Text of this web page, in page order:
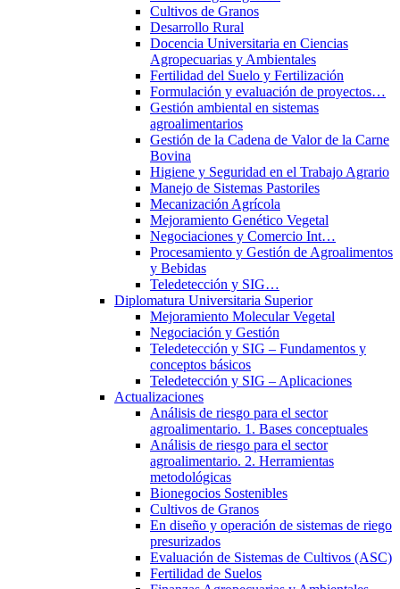
Cultivos de Granos
Desarrollo Rural
Docencia Universitaria en Ciencias
Agropecuarias y Ambientales
Fertilidad del Suelo y Fertilización
Formulación y evaluación de proyectos…
Gestión ambiental en sistemas
agroalimentarios
Gestión de la Cadena de Valor de la Carne
Bovina
Higiene y Seguridad en el Trabajo Agrario
Manejo de Sistemas Pastoriles
Mecanización Agrícola
Mejoramiento Genético Vegetal
Negociaciones y Comercio Int…
Procesamiento y Gestión de Agroalimentos
y Bebidas
Teledetección y SIG…
Diplomatura Universitaria Superior
Mejoramiento Molecular Vegetal
Negociación y Gestión
Teledetección y SIG – Fundamentos y
conceptos básicos
Teledetección y SIG – Aplicaciones
Actualizaciones
Análisis de riesgo para el sector
agroalimentario. 1. Bases conceptuales
Análisis de riesgo para el sector
agroalimentario. 2. Herramientas
metodológicas
Bionegocios Sostenibles
Cultivos de Granos
En diseño y operación de sistemas de riego
presurizados
Evaluación de Sistemas de Cultivos (ASC)
Fertilidad de Suelos